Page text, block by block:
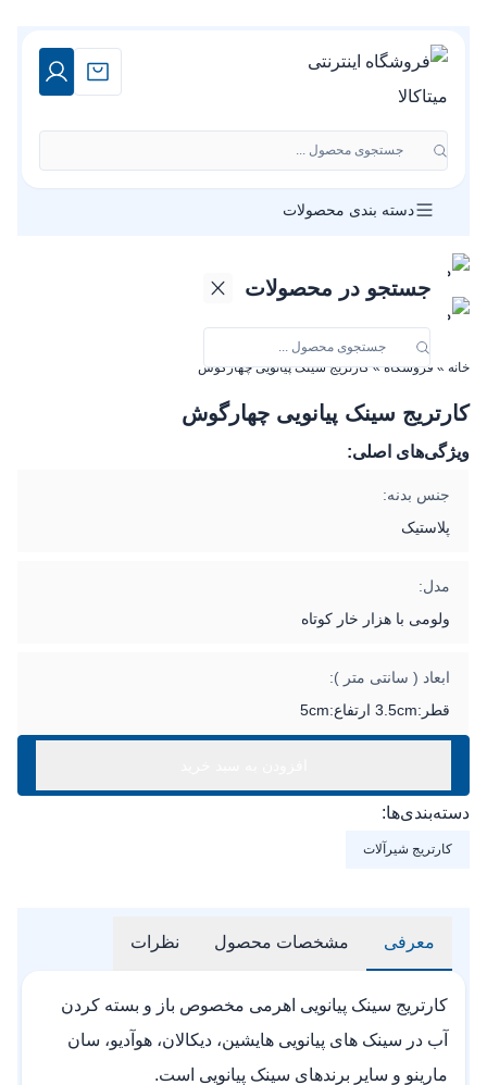
جستجوی محصول ...
جستجو در محصولات
دسته بندی محصولات
خانه » فروشگاه»کارتریج سینک پیانویی چهارگوش
کارتریج سینک پیانویی چهارگوش
ویژگی‌های اصلی:
جنس بدنه:
پلاستیک
مدل:
ولومی با هزار خار کوتاه
ابعاد ( سانتی متر ):
قطر:3.5cm ارتفاع:5cm
دسته‌بندی‌ها:
کارتریج شیرآلات
معرفی مشخصات محصول نظرات
کارتریج سینک پیانویی اهرمی مخصوص باز و بسته کردن
آب در سینک های پیانویی هایشین، دیکالان، هوآدیو، سان
مارینو و سایر برندهای سینک پیانویی است.